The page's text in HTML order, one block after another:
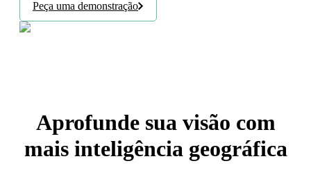
Peça uma demonstração
Aprofunde sua visão com
mais inteligência geográfica